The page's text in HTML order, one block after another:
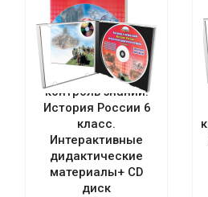
Повторение и
контроль знаний.
История России 6
класс.
Интерактивные
дидактические
материалы+ CD
диск